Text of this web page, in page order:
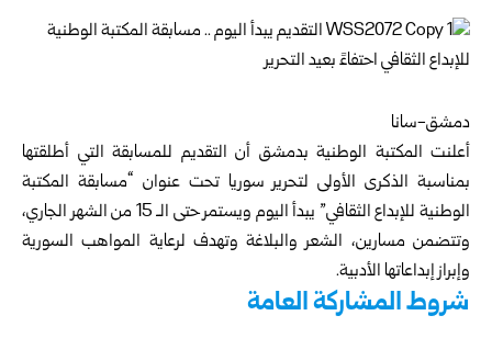
دمشق-سانا
أعلنت المكتبة الوطنية بدمشق أن التقديم للمسابقة التي أطلقتها
بمناسبة الذكرى الأولى لتحرير سوريا تحت عنوان “مسابقة المكتبة
الوطنية للإبداع الثقافي” يبدأ اليوم ويستمر حتى الـ 15 من الشهر الجاري،
وتتضمن مسارين، الشعر والبلاغة وتهدف لرعاية المواهب السورية
وإبراز إبداعاتها الأدبية.
شروط المشاركة العامة